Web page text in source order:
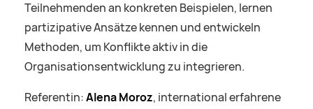
Teilnehmenden an konkreten Beispielen, lernen
partizipative Ansätze kennen und entwickeln
Methoden, um Konflikte aktiv in die
Organisationsentwicklung zu integrieren.
Referentin:Alena Moroz, international erfahrene